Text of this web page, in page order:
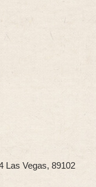
Las Vegas, 89102​